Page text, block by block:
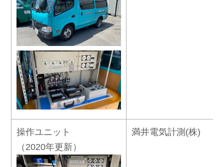
操作ユニット
（2020年更新）
満井電気計測(株)